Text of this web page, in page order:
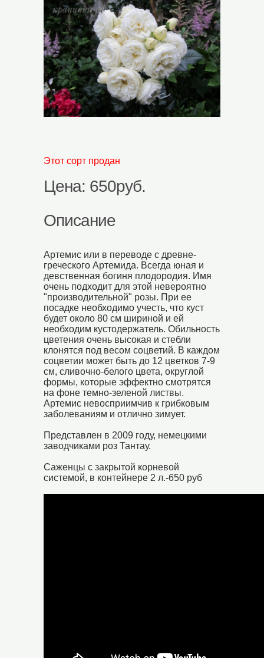
Этот сорт продан
Цена: 650руб.
Описание
Артемис или в переводе с древне-
греческого Артемида. Всегда юная и
девственная богиня плодородия. Имя
очень подходит для этой невероятно
"производительной" розы. При ее
посадке необходимо учесть, что куст
будет около 80 см шириной и ей
необходим кустодержатель. Обильность
цветения очень высокая и стебли
клонятся под весом соцветий. В каждом
соцветии может быть до 12 цветков 7-9
см, сливочно-белого цвета, округлой
формы, которые эффектно смотрятся
на фоне темно-зеленой листвы.
Артемис невосприимчив к грибковым
заболеваниям и отлично зимует.
Представлен в 2009 году, немецкими
заводчиками роз Тантау.
Саженцы с закрытой корневой
системой, в контейнере 2 л.-650 руб